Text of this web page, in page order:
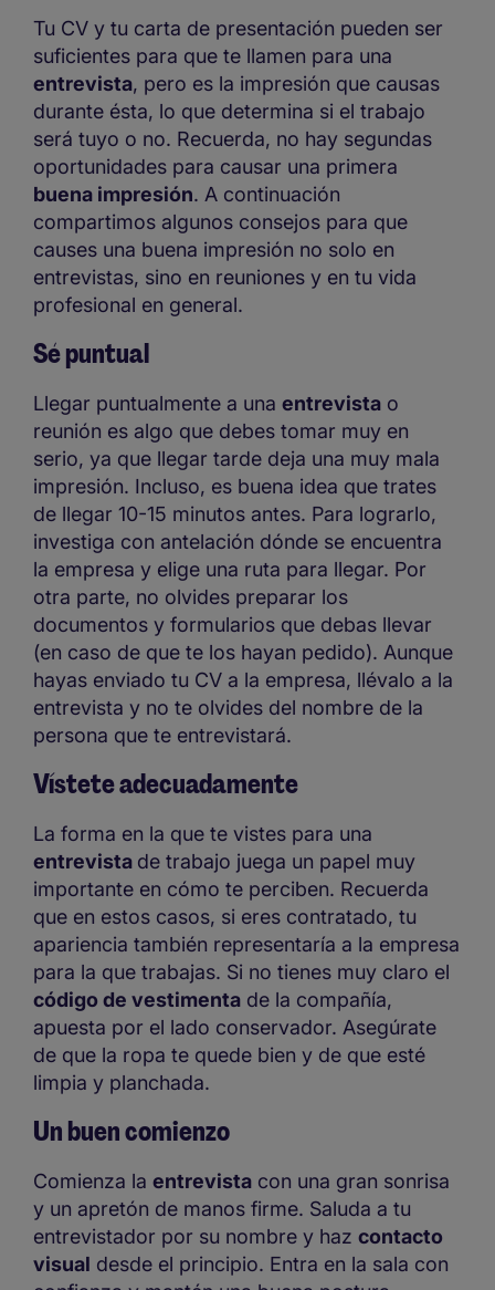
Tu CV y tu carta de presentación pueden ser
suficientes para que te llamen para una
entrevista, pero es la impresión que causas
durante ésta, lo que determina si el trabajo
será tuyo o no. Recuerda, no hay segundas
oportunidades para causar una primera
buena impresión. A continuación
compartimos algunos consejos para que
causes una buena impresión no solo en
entrevistas, sino en reuniones y en tu vida
profesional en general.
Sé puntual
Llegar puntualmente a una entrevista o
reunión es algo que debes tomar muy en
serio, ya que llegar tarde deja una muy mala
impresión. Incluso, es buena idea que trates
de llegar 10-15 minutos antes. Para lograrlo,
investiga con antelación dónde se encuentra
la empresa y elige una ruta para llegar. Por
otra parte, no olvides preparar los
documentos y formularios que debas llevar
(en caso de que te los hayan pedido). Aunque
hayas enviado tu CV a la empresa, llévalo a la
entrevista y no te olvides del nombre de la
persona que te entrevistará.
Vístete adecuadamente
La forma en la que te vistes para una
entrevista de trabajo juega un papel muy
importante en cómo te perciben. Recuerda
que en estos casos, si eres contratado, tu
apariencia también representaría a la empresa
para la que trabajas. Si no tienes muy claro el
código de vestimenta de la compañía,
apuesta por el lado conservador. Asegúrate
de que la ropa te quede bien y de que esté
limpia y planchada.
Un buen comienzo
Comienza la entrevista con una gran sonrisa
y un apretón de manos firme. Saluda a tu
entrevistador por su nombre y haz contacto
visual desde el principio. Entra en la sala con